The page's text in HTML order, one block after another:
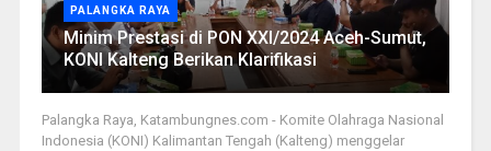
PALANGKA RAYA
Minim Prestasi di PON XXI/2024 Aceh-Sumut,
KONI Kalteng Berikan Klarifikasi
Palangka Raya, Katambungnes.com - Komite Olahraga Nasional
Indonesia (KONI) Kalimantan Tengah (Kalteng) menggelar